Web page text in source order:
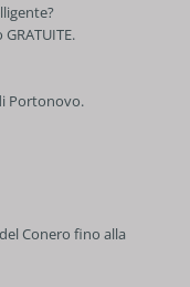
Portonovo.
Conero fino alla